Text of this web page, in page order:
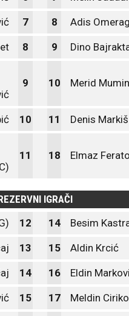
7 8 Adis
8 9 Dino
9 10 Merid
10 11 Denis
11 18 Elmaz
IGRAČI
12 14 Besim
13 15 Aldin Krcić
14 16 Eldin
15 17 Meldin